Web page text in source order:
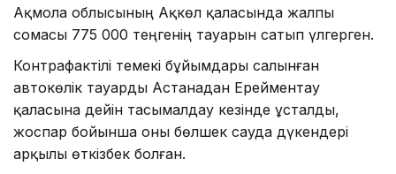
Ақмола облысының Ақкөл қаласында жалпы
сомасы 775 000 теңгенің тауарын сатып үлгерген.
Контрафактілі темекі бұйымдары салынған
автокөлік тауарды Астанадан Ерейментау
қаласына дейін тасымалдау кезінде ұсталды,
жоспар бойынша оны бөлшек сауда дүкендері
арқылы өткізбек болған.